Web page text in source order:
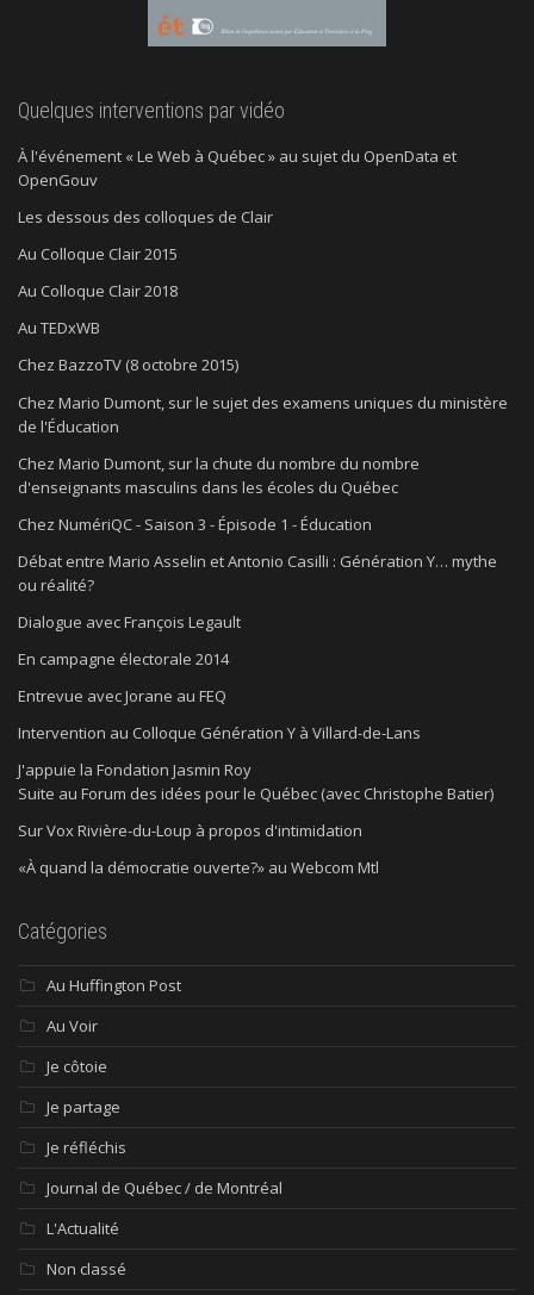
Quelques interventions par vidéo
À l'événement « Le Web à Québec » au sujet du OpenData et
OpenGouv
Les dessous des colloques de Clair
Au Colloque Clair 2015
Au Colloque Clair 2018
Au TEDxWB
Chez BazzoTV (8 octobre 2015)
Chez Mario Dumont, sur le sujet des examens uniques du ministère
de l'Éducation
Chez Mario Dumont, sur la chute du nombre du nombre
d'enseignants masculins dans les écoles du Québec
Chez NumériQC - Saison 3 - Épisode 1 - Éducation
Débat entre Mario Asselin et Antonio Casilli : Génération Y… mythe
ou réalité?
Dialogue avec François Legault
En campagne électorale 2014
Entrevue avec Jorane au FEQ
Intervention au Colloque Génération Y à Villard-de-Lans
J'appuie la Fondation Jasmin Roy
Suite au Forum des idées pour le Québec (avec Christophe Batier)
Sur Vox Rivière-du-Loup à propos d'intimidation
«À quand la démocratie ouverte?» au Webcom Mtl
Catégories
Au Huffington Post
Au Voir
Je côtoie
Je partage
Je réfléchis
Journal de Québec / de Montréal
L'Actualité
Non classé